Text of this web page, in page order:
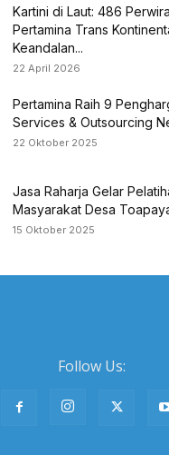
Kartini di Laut: 486
Pertamina Trans
Keandalan...
22 April 2026
Pertamina Raih 9
Services & Outsourcing
22 Oktober 2025
Jasa Raharja Gelar
Masyarakat Desa
15 Oktober 2025
Follow Us: